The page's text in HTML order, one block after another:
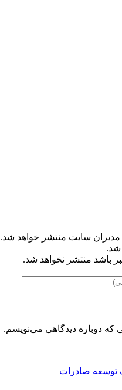
سایت منتشر خواهد شد.
شد.
باشد منتشر نخواهد شد.
که دوباره دیدگاهی می‌نویسم.